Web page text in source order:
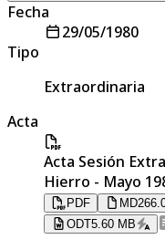
Fecha
29/05/1980
Tipo
Extraordinaria
Acta
Acta Sesión
Hierro - Mayo
PDF MD
ODT5.60 MB